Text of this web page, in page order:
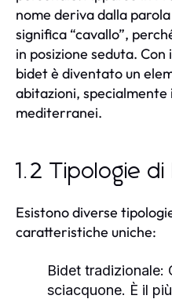
nome deriva dalla
significa “cavallo”,
in posizione seduta. Con
bidet è diventato un
abitazioni, specialmente
mediterranei.
1.2 Tipologie di
Esistono diverse
caratteristiche uniche:
Bidet tradizionale:
sciacquone. È il